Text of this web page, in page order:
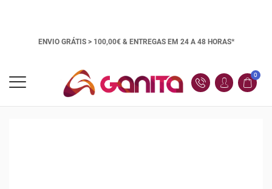
ENVIO GRÁTIS > 100,00€ & ENTREGAS EM 24 A 48 HORAS*
0